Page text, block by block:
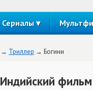
Сериалы
Триллер Богини
Индийский